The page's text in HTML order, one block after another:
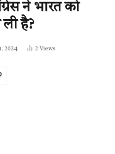
ने भारत को
ली है?
2024 2 Views